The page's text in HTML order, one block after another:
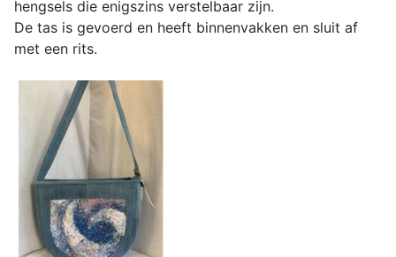
hengsels die enigszins verstelbaar zijn.
De tas is gevoerd en heeft binnenvakken en sluit af
met een rits.